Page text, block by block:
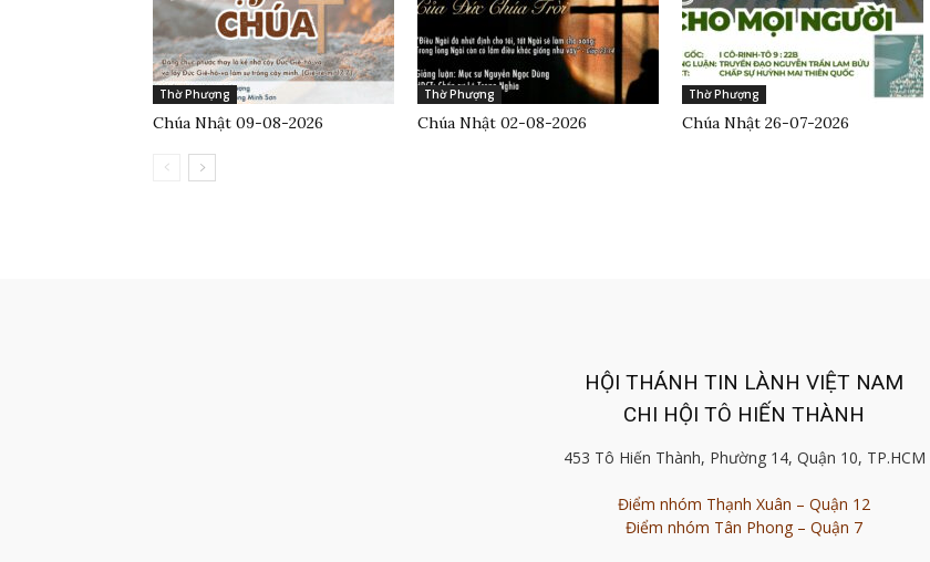
Thờ Phượng
Chúa Nhật 09-08-2026
Thờ Phượng
Chúa Nhật 02-08-2026
Thờ Phượng
Chúa Nhật 26-07-2026
HỘI THÁNH TIN LÀNH VIỆT NAM
CHI HỘI TÔ HIẾN THÀNH
453 Tô Hiến Thành, Phường 14, Quận 10, TP.HCM
Điểm nhóm Thạnh Xuân – Quận 12
Điểm nhóm Tân Phong – Quận 7